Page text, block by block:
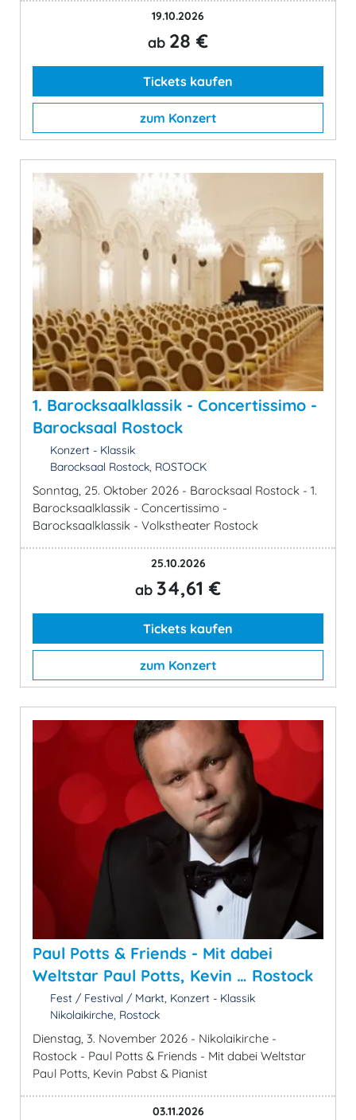
19.10.2026
ab 28 €
Tickets kaufen
zum Konzert
1. Barocksaalklassik - Concertissimo -
Barocksaal Rostock
Konzert - Klassik
Barocksaal Rostock, ROSTOCK
Sonntag, 25. Oktober 2026 - Barocksaal Rostock - 1.
Barocksaalklassik - Concertissimo -
Barocksaalklassik - Volkstheater Rostock
25.10.2026
ab 34,61 €
Tickets kaufen
zum Konzert
Paul Potts & Friends - Mit dabei
Weltstar Paul Potts, Kevin … Rostock
Fest / Festival / Markt, Konzert - Klassik
Nikolaikirche, Rostock
Dienstag, 3. November 2026 - Nikolaikirche -
Rostock - Paul Potts & Friends - Mit dabei Weltstar
Paul Potts, Kevin Pabst & Pianist
03.11.2026